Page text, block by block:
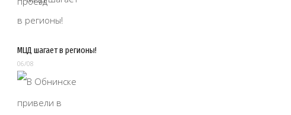
МЦД шагает в регионы!
06/08